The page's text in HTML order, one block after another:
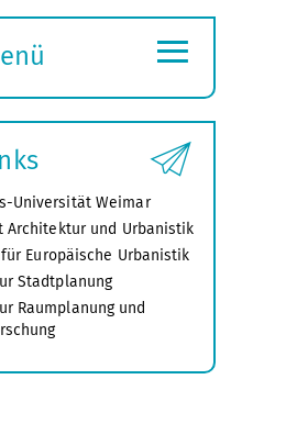
≡
Universität Weimar
Architektur und Urbanistik
Europäische Urbanistik
Stadtplanung
Raumplanung und